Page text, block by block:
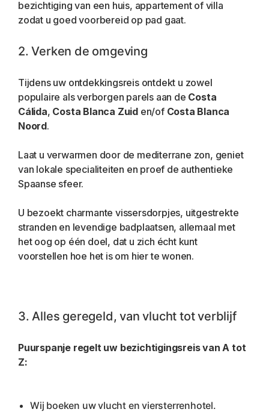
bezichtiging van een huis, appartement of villa
zodat u goed voorbereid op pad gaat.
2. Verken de omgeving
Tijdens uw ontdekkingsreis ontdekt u zowel
populaire als verborgen parels aan de Costa
Cálida, Costa Blanca Zuid en/of Costa Blanca
Noord.
Laat u verwarmen door de mediterrane zon, geniet
van lokale specialiteiten en proef de authentieke
Spaanse sfeer.
U bezoekt charmante vissersdorpjes, uitgestrekte
stranden en levendige badplaatsen, allemaal met
het oog op één doel, dat u zich écht kunt
voorstellen hoe het is om hier te wonen.
3. Alles geregeld, van vlucht tot verblijf
Puurspanje regelt uw bezichtigingsreis van A tot
Z:
Wij boeken uw vlucht en viersterrenhotel.